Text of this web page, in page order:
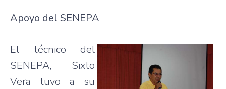
Apoyo del SENEPA
El técnico del
SENEPA, Sixto
Vera tuvo a su